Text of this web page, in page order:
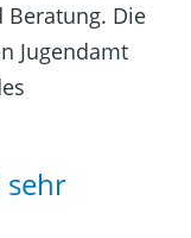
Beratung. Die
Jugendamt
sehr